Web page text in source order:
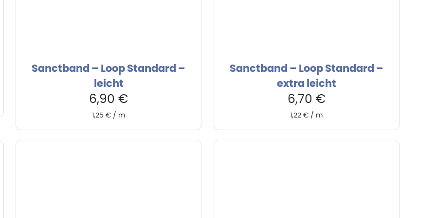
Sanctband – Loop Standard –
leicht
6,90€
1,25€ / m
Sanctband – Loop Standard –
extra leicht
6,70 €
1,22€ / m